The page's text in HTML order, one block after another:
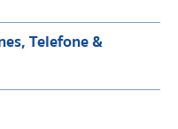
Telefone &